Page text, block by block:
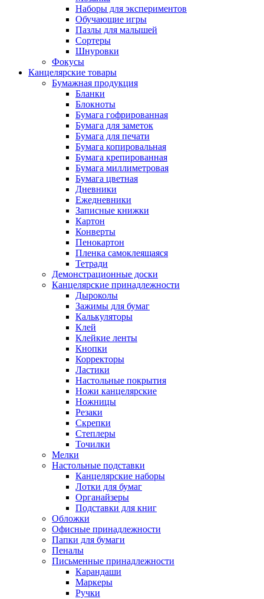
Наборы для экспериментов
Обучающие игры
Пазлы для малышей
Сортеры
Шнуровки
Фокусы
Канцелярские товары
Бумажная продукция
Бланки
Блокноты
Бумага гофрированная
Бумага для заметок
Бумага для печати
Бумага копировальная
Бумага крепированная
Бумага миллиметровая
Бумага цветная
Дневники
Ежедневники
Записные книжки
Картон
Конверты
Пенокартон
Пленка самоклеящаяся
Тетради
Демонстрационные доски
Канцелярские принадлежности
Дыроколы
Зажимы для бумаг
Калькуляторы
Клей
Клейкие ленты
Кнопки
Корректоры
Ластики
Настольные покрытия
Ножи канцелярские
Ножницы
Резаки
Скрепки
Степлеры
Точилки
Мелки
Настольные подставки
Канцелярские наборы
Лотки для бумаг
Органайзеры
Подставки для книг
Обложки
Офисные принадлежности
Папки для бумаги
Пеналы
Письменные принадлежности
Карандаши
Маркеры
Ручки